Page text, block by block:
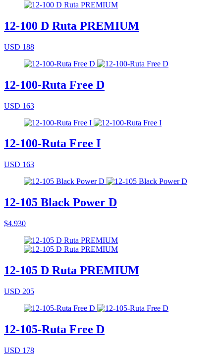
12-100 D Ruta PREMIUM
USD 188
12-100-Ruta Free D
USD 163
12-100-Ruta Free I
USD 163
12-105 Black Power D
$4.930
12-105 D Ruta PREMIUM
USD 205
12-105-Ruta Free D
USD 178